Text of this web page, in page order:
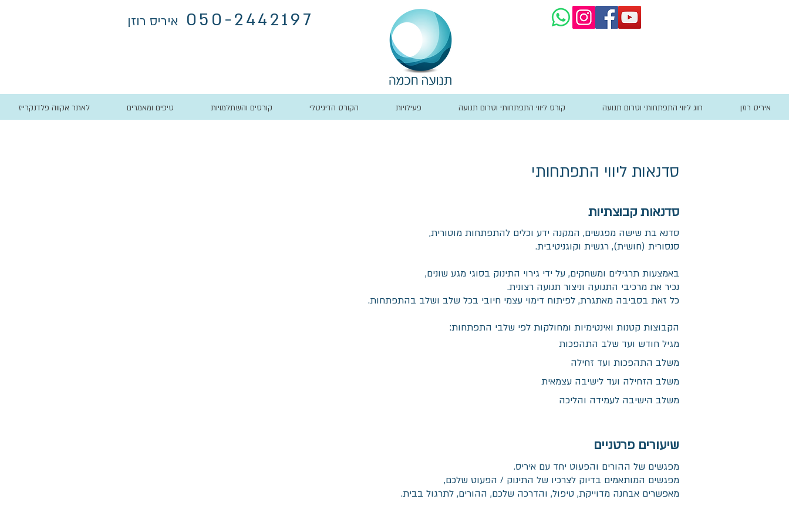
050-2442197 איריס רוזן
איריס רוזן חוג ליווי התפתחותי וטרום תנועה קורס ליווי התפתחותי וטרום תנועה פעילויות הקורס הדיגיטלי קורסים והשתלמויות טיפים ומאמרים לאתר אקווה פלדנקרייז
סדנא בת שישה מפגשים, המקנה ידע וכלים להתפתחות מוטורית,
סנסורית (חושית), רגשית וקוגניטיבית.
באמצעות תרגילים ומשחקים, על ידי גירוי התינוק בסוגי מגע שונים,
נכיר את מרכיבי התנועה וניצור תנועה רצונית.
כל זאת בסביבה מאתגרת, לפיתוח דימוי עצמי חיובי בכל שלב ושלב בהתפתחות.
הקבוצות קטנות ואינטימיות ומחולקות לפי שלבי התפתחות:
מגיל חודש ועד שלב התהפכות
משלב התהפכות ועד זחילה
משלב הזחילה ועד לישיבה עצמאית
משלב הישיבה לעמידה והליכה
סדנאות ליווי התפתחותי
סדנאות קבוצתיות
מפגשים של ההורים והפעוט יחד עם איריס.
מפגשים המותאמים בדיוק לצרכיו של התינוק / הפעוט שלכם,
מאפשרים אבחנה מדוייקת, טיפול, והדרכה שלכם, ההורים, לתרגול בבית.
שיעורים פרטניים